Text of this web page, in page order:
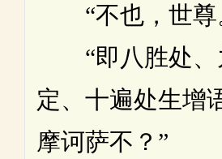
“不也，世尊
“即八胜处、
定、十遍处生增
摩诃萨不？”